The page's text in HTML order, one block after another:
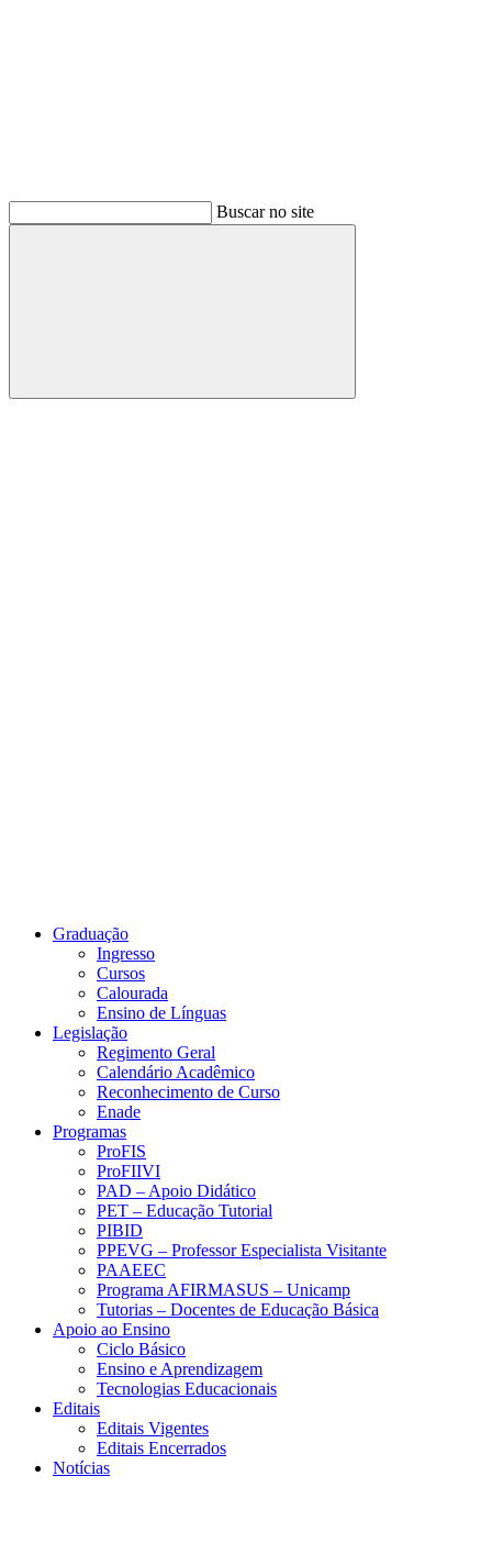
Buscar no site
Buscar
Graduação
Ingresso
Cursos
Calourada
Ensino de Línguas
Legislação
Regimento Geral
Calendário Acadêmico
Reconhecimento de Curso
Enade
Programas
ProFIS
ProFIIVI
PAD – Apoio Didático
PET – Educação Tutorial
PIBID
PPEVG – Professor Especialista Visitante
PAAEEC
Programa AFIRMASUS – Unicamp
Tutorias – Docentes de Educação Básica
Apoio ao Ensino
Ciclo Básico
Ensino e Aprendizagem
Tecnologias Educacionais
Editais
Editais Vigentes
Editais Encerrados
Notícias